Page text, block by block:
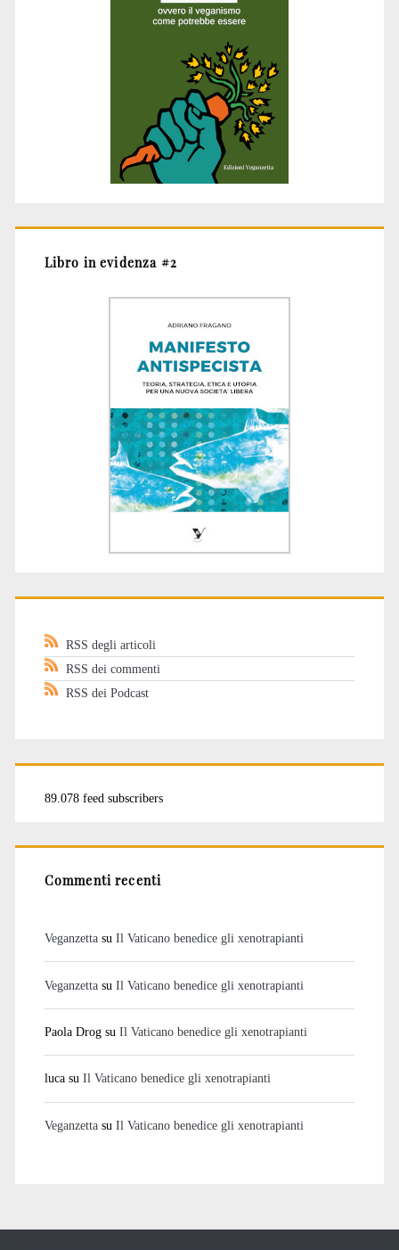
Libro in evidenza #2
RSS degli articoli
RSS dei commenti
RSS dei Podcast
89.078 feed subscribers
Commenti recenti
Veganzettasu Il Vaticano benedice gli xenotrapianti
Veganzettasu Il Vaticano benedice gli xenotrapianti
Paola Drogsu Il Vaticano benedice gli xenotrapianti
lucasu Il Vaticano benedice gli xenotrapianti
Veganzettasu Il Vaticano benedice gli xenotrapianti